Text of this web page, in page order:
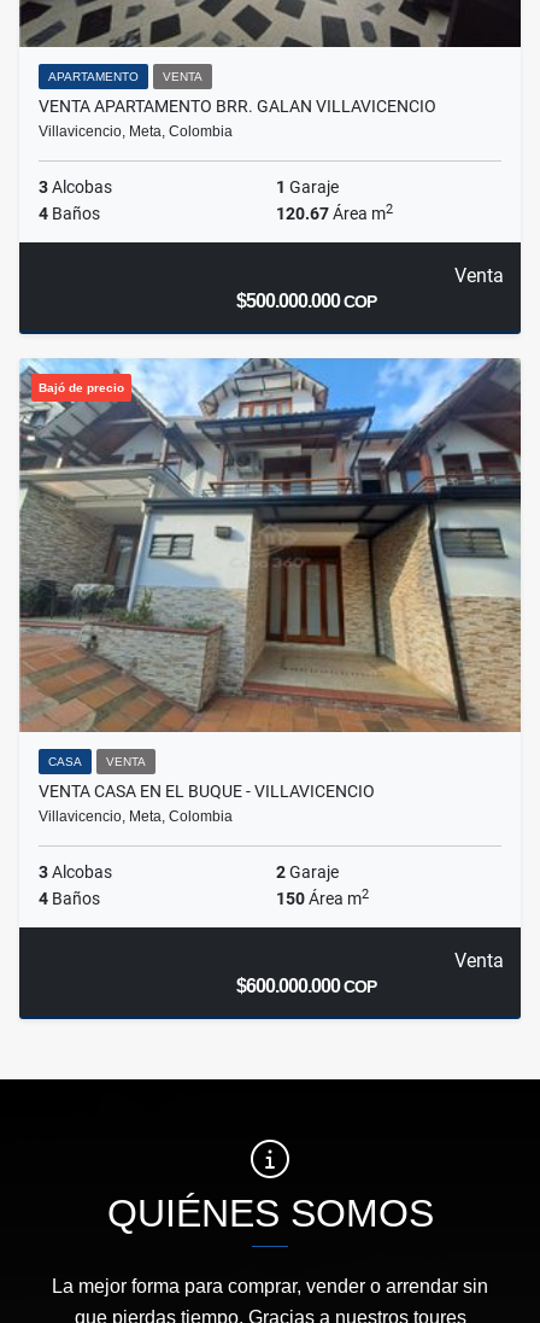
APARTAMENTO VENTA
VENTA APARTAMENTO BRR. GALAN VILLAVICENCIO
Villavicencio, Meta, Colombia
3Alcobas 1 Garaje
4 Baños 120.67Área m2
Venta
$500.000.000COP
Bajó de precio
CASA VENTA
VENTA CASA EN EL BUQUE - VILLAVICENCIO
Villavicencio, Meta, Colombia
3Alcobas 2Garaje
4 Baños 150Área m2
Venta
$600.000.000COP
QUIÉNES SOMOS
La mejor forma para comprar, vender o arrendar sin
que pierdas tiempo. Gracias a nuestros toures